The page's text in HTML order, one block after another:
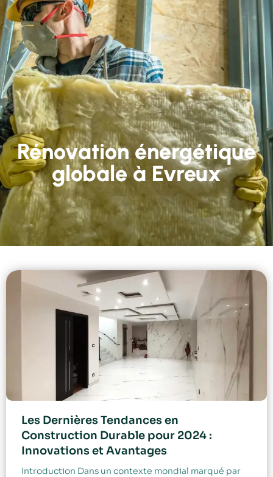
Rénovation énergétique
globale à Evreux
Les Dernières Tendances en
Construction Durable pour 2024 :
Innovations et Avantages
Introduction Dans un contexte mondial marqué par